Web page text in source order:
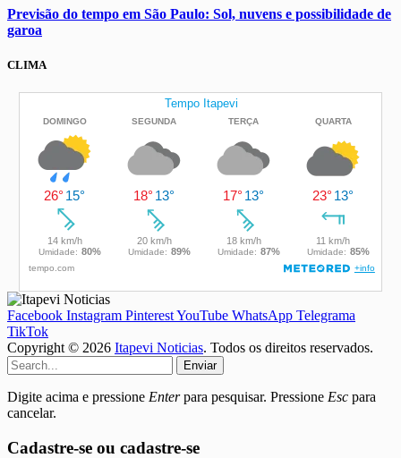
Previsão do tempo em São Paulo: Sol, nuvens e possibilidade de
garoa
CLIMA
Facebook Instagram PinterestYouTube WhatsApp Telegrama
TikTok
Copyright © 2026 Itapevi Noticias. Todos os direitos reservados.
Enviar
Digite acima e pressione Enterpara pesquisar. Pressione Esc para
cancelar.
Cadastre-se ou cadastre-se